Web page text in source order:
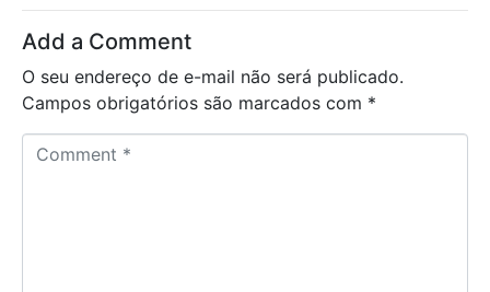
Add a Comment
O seu endereço de e-mail não será publicado.
Campos obrigatórios são marcados com *